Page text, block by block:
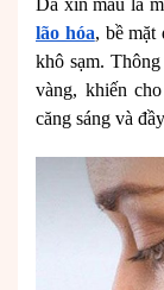
lão hóa, bề mặt
khô sạm.
vàng, khiến
căng sáng và